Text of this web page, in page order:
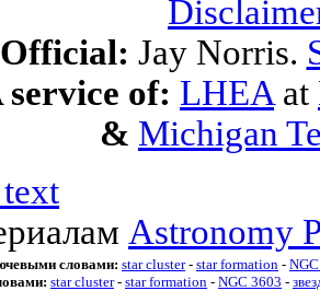
Jay Norris.
service of: LHEA at
& Michigan
Astronomy
словами: star cluster- star formation -
star cluster- star formation - NGC 3603 -